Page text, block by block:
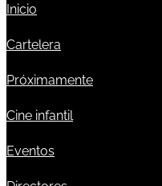
Inicio
Cartelera
Próximamente
Cine infantil
Eventos